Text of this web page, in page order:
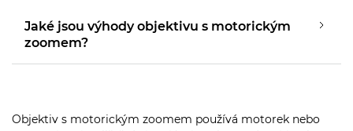
Jaké jsou výhody objektivu s motorickým
zoomem?
Objektiv s motorickým zoomem používá motorek nebo